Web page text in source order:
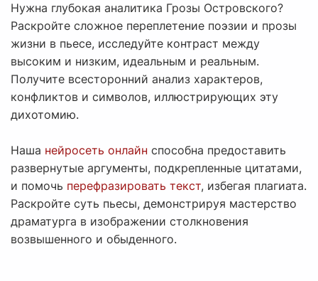
Нужна глубокая аналитика Грозы Островского?
Раскройте сложное переплетение поэзии и прозы
жизни в пьесе, исследуйте контраст между
высоким и низким, идеальным и реальным.
Получите всесторонний анализ характеров,
конфликтов и символов, иллюстрирующих эту
дихотомию.
Наша нейросеть онлайн способна предоставить
развернутые аргументы, подкрепленные цитатами,
и помочь перефразировать текст, избегая плагиата.
Раскройте суть пьесы, демонстрируя мастерство
драматурга в изображении столкновения
возвышенного и обыденного.